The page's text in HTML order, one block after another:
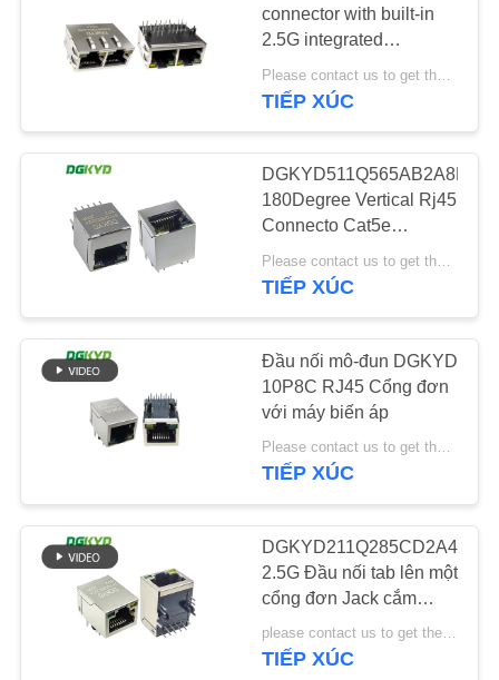
KIỂM
CHẤT
LƯỢNG
LIÊN
TÔI
GIÁ
Cổng đơn RJ45
Đầu nối RJ45 Cat6
RJ11 Jack
46
connector with built-in
2.5G integrated
transformer
DGKYD312Q340DB2A4DN2
TIẾP XÚC
DGKYD511Q565AB2A8D2
180Degree Vertical Rj45
Connecto Cat5e
Ethernet Jack Cat 6 Lan
Rj-45 Port Magjack
Please contact us to get the latest price. MOQ:đàm phán
TIẾP XÚC
Đầu nối mô-đun DGKYD
10P8C RJ45 Cổng đơn
với máy biến áp
Please contact us to get the latest price. MOQ:Đàm phán
TIẾP XÚC
DGKYD211Q285CD2A4D2
2.5G Đầu nối tab lên một
cổng đơn Jack cắm
Mạng công nghiệp RJ45
please contact us to get the latest price MOQ:đàm phán
TIẾP XÚC